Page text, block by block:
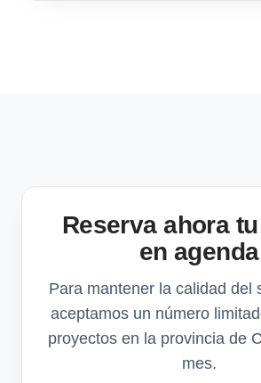
Reserva ahora
en agenda
Para mantener la calidad del
aceptamos un número
proyectos en la provincia de
mes.